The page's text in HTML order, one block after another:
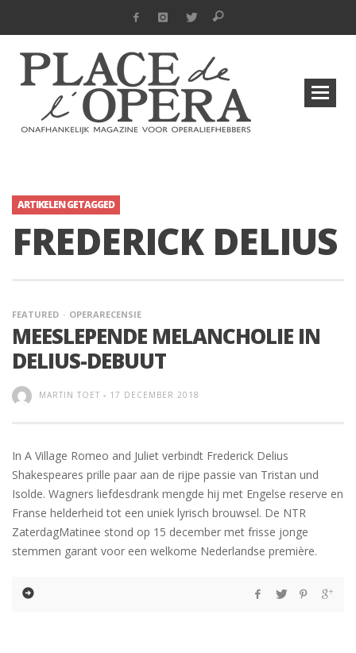
ARTIKELEN GETAGGED
FREDERICK DELIUS
FEATURED OPERARECENSIE
MEESLEPENDE MELANCHOLIE IN
DELIUS-DEBUUT
MARTIN TOET - 17 DECEMBER 2018
In A Village Romeo and Juliet verbindt Frederick Delius
Shakespeares prille paar aan de rijpe passie van Tristan und
Isolde. Wagners liefdesdrank mengde hij met Engelse reserve en
Franse helderheid tot een uniek lyrisch brouwsel. De NTR
ZaterdagMatinee stond op 15 december met frisse jonge
stemmen garant voor een welkome Nederlandse première.